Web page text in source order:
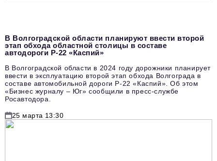
В Волгоградской области планируют ввести второй
этап обхода областной столицы в составе
автодороги Р-22 «Каспий»
В Волгоградской области в 2024 году дорожники планирует
ввести в эксплуатацию второй этап обхода Волгограда в
составе автомобильной дороги Р-22 «Каспий». Об этом
«Бизнес журналу – Юг» сообщили в пресс-службе
Росавтодора.
25 марта 13:30